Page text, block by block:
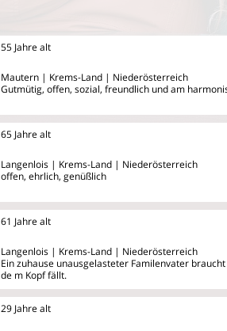
55 Jahre alt
Mautern | Krems-Land | Niederösterreich
Gutmütig, offen, sozial, freundlich und am
65 Jahre alt
Langenlois | Krems-Land | Niederösterreich
offen, ehrlich, genüßlich
61 Jahre alt
Langenlois | Krems-Land | Niederösterreich
Ein zuhause unausgelasteter Familenvater
de m Kopf fällt.
29 Jahre alt